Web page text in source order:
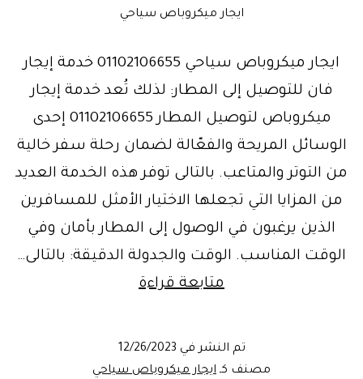
ايجار ميكروباص سياحي
ايجار ميكروباص سياحي 01102106655 خدمة إيجار
فان للتوصيل إلى المطار: لذلك تُعد خدمة إيجار
ميكروباص لتوصيل المطار 01102106655 إحدى
الوسائل المريحة والفعّالة لضمان رحلة سفر خالية
من التوتر والمتاعب. بالتالى توفر هذه الخدمة العديد
من المزايا التي تجعلها الاختيار الأمثل للمسافرين
الذين يرغبون في الوصول إلى المطار بأمان وفي
الوقت المناسب. الوقت والجدولة الدقيقة: بالتالى…
متابعة قراءةايجار
توصيل
المطار
تم النشر في 12/26/2023
مصنف كـ ايجار ميكروباص سياحي